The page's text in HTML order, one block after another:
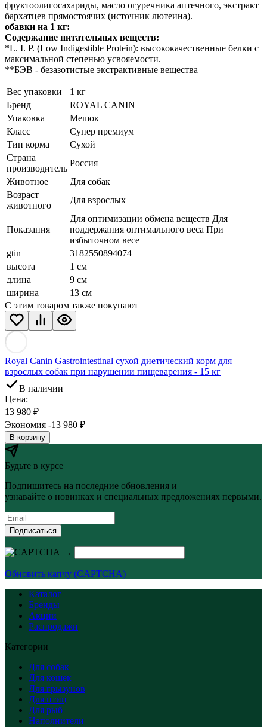
фруктоолигосахариды, масло огуречника аптечного, экстракт
бархатцев прямостоячих (источник лютеина).
обавки на 1 кг:
Содержание питательных веществ:
*L. I. P. (Low Indigestible Protein): высококачественные белки с
максимальной степенью усвояемости.
**БЭВ - безазотистые экстрактивные вещества
Вес упаковки
1 кг
Бренд
ROYAL CANIN
Упаковка
Мешок
Класс
Супер премиум
Тип корма
Сухой
Страна
производитель
Россия
Животное
Для собак
Возраст
животного
Для взрослых
Показания
Для оптимизации обмена веществ Для
поддержания оптимального веса При
избыточном весе
gtin
3182550894074
высота
1 см
длина
9 см
ширина
13 см
С этим товаром также покупают
Royal Canin Gastrointestinal сухой диетический корм для
взрослых собак при нарушении пищеварения - 15 кг
В наличии
Цена:
13 980 ₽
Экономия -13 980 ₽
В корзину
Будьте в курсе
Подпишитесь на последние обновления и
узнавайте о новинках и специальных предложениях первыми.
Подписаться
→
Обновить капчу (CAPTCHA)
Каталог
Бренды
Акции
Распродажи
Категории
Для собак
Для кошек
Для грызунов
Для птиц
Для рыб
Наполнители